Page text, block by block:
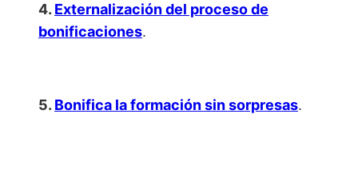
4. Externalización del proceso de
bonificaciones.
5. Bonifica la formación sin sorpresas.